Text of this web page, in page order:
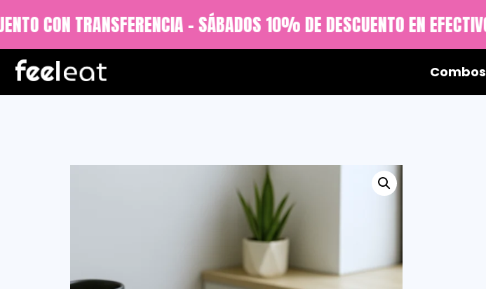
CON TRANSFERENCIA - SÁBADOS 10% DE DESCUENTO EN EFECTIVO
Combos